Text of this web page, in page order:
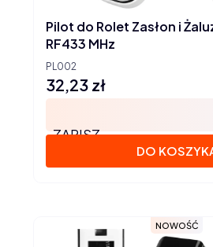
PL002
Pilot do Rolet Zasłon i
RF433 MHz
Cena
32,23 zł
ZAPISZ
DO
NOWOŚĆ